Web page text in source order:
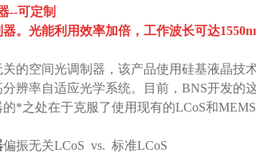
--可定制
。光能利用效率加倍，工作波长可达
的空间光调制器，该产品使用硅基液晶技
辨率自适应光学系统。目前，BNS开发的
*之处在于克服了使用现有的LCoS和
偏振无关LCoS vs. 标准LCoS